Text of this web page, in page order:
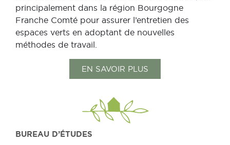
principalement dans la région Bourgogne
Franche Comté pour assurer l’entretien des
espaces verts en adoptant de nouvelles
méthodes de travail.
EN SAVOIR PLUS
BUREAU D’ÉTUDES